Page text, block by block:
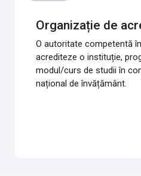
Organizație de
O autoritate competentă
acrediteze o instituție,
modul/curs de studii în
național de învățământ.